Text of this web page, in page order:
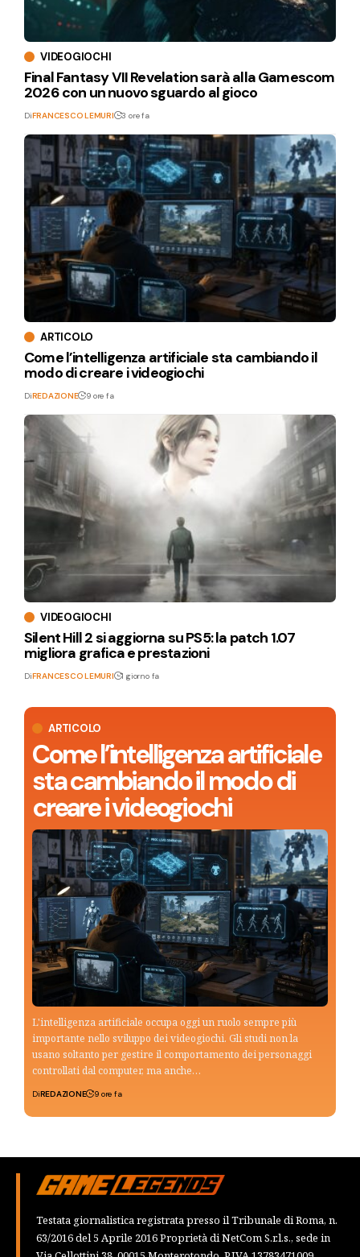
ARTICOLO
Come l’intelligenza artificiale
sta cambiando il modo di
creare i videogiochi
L'intelligenza artificiale occupa oggi un ruolo sempre più
importante nello sviluppo dei videogiochi. Gli studi non la
usano soltanto per gestire il comportamento dei personaggi
controllati dal computer, ma anche…
DiREDAZIONE 9 ore fa
VIDEOGIOCHI
Final Fantasy VII Revelation sarà alla Gamescom
2026 con un nuovo sguardo al gioco
DiFRANCESCO LEMURI 3 ore fa
ARTICOLO
Come l’intelligenza artificiale sta cambiando il
modo di creare i videogiochi
DiREDAZIONE 9 ore fa
VIDEOGIOCHI
Silent Hill 2 si aggiorna su PS5: la patch 1.07
migliora grafica e prestazioni
DiFRANCESCO LEMURI 1 giorno fa
Testata giornalistica registrata presso il Tribunale di Roma, n.
63/2016 del 5 Aprile 2016 Proprietà di NetCom S.r.l.s., sede in